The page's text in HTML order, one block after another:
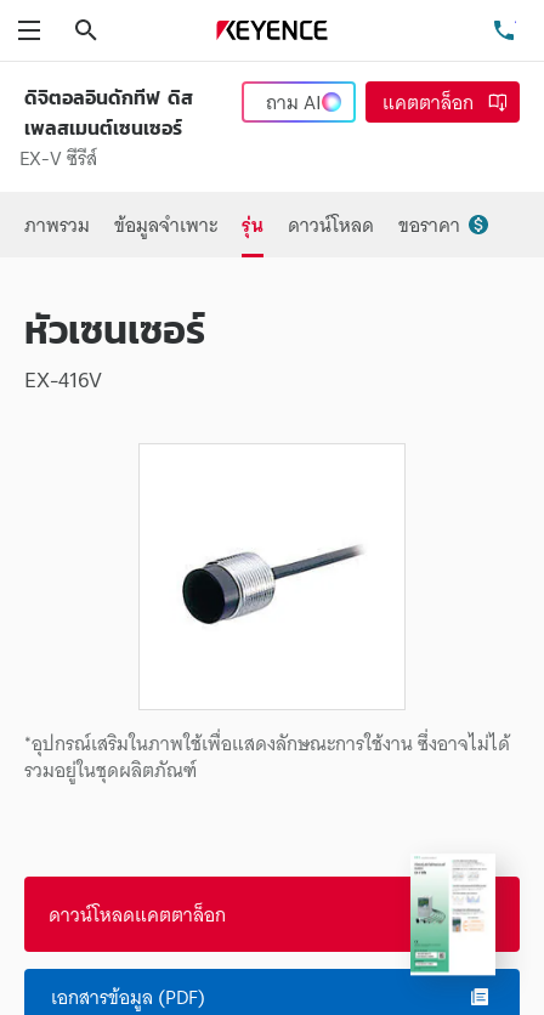
ดิจิตอลอินดักทีฟ ดิส
เพลสเมนต์เซนเซอร์
EX-V ซีรีส์
ถามAI แคตตาล็อก
ภาพรวม ข้อมูลจำเพาะ รุ่น ดาวน์โหลด ขอราคา
หัวเซนเซอร์
EX-416V
*อุปกรณ์เสริมในภาพใช้เพื่อแสดงลักษณะการใช้งาน ซึ่งอาจไม่ได้
รวมอยู่ในชุดผลิตภัณฑ์
ดาวน์โหลดแคตตาล็อก
เอกสารข้อมูล (PDF)